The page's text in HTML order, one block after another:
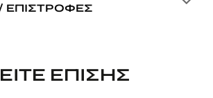
ΕΠΙΣΤΡΟΦΈΣ
ΕΠΊΣΗΣ